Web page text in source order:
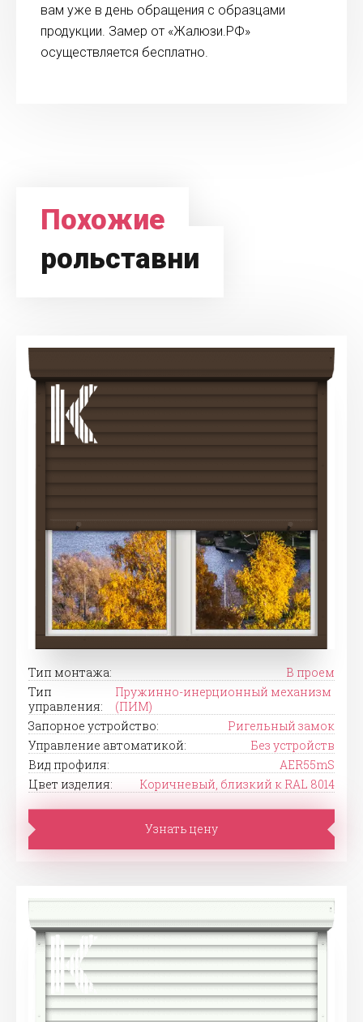
вам уже в день обращения с образцами
продукции. Замер от «Жалюзи.РФ»
осуществляется бесплатно.
Похожие
рольставни
Тип монтажа:
В проем
Тип
управления:
Пружинно-инерционный механизм
(ПИМ)
Запорное устройство:
Ригельный замок
Управление автоматикой:
Без устройств
Вид профиля:
AER55mS
Цвет изделия:
Коричневый, близкий к RAL 8014
Узнать цену